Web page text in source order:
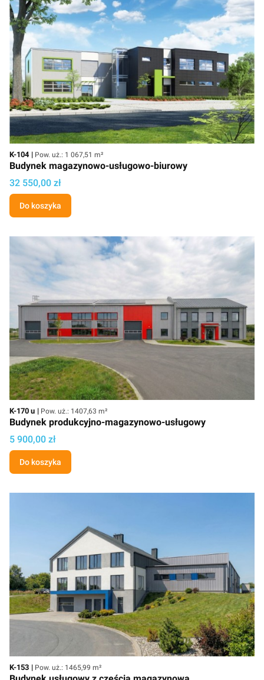
Kod
K-104 Powierzchnia użytkowa
Pow. uż.: 1 067,51 m²
Budynek magazynowo-usługowo-biurowy
Cena
32 550,00 zł
Do koszyka
Kod
K-170 u Powierzchnia użytkowa
Pow. uż.: 1407,63 m²
Budynek produkcyjno-magazynowo-usługowy
Cena projektu
5 900,00 zł
Do koszyka
Kod
K-153 Powierzchnia użytkowa
Pow. uż.: 1465,99 m²